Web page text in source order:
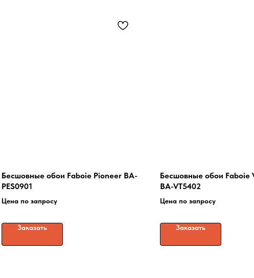
Бесшовные обои Faboie Pioneer BA-
PES0901
Цена по запросу
Заказать
Бесшовные обои Faboie
BA-VT5402
Цена по запросу
Заказать